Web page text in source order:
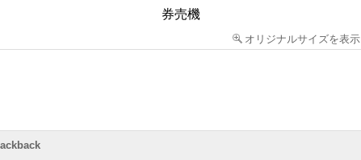
券売機
オリジナルサイズを表示